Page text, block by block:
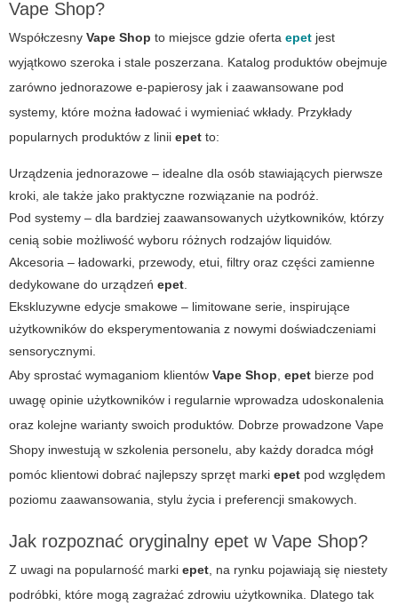
Vape Shop?
Współczesny Vape Shop to miejsce gdzie oferta epet jest
wyjątkowo szeroka i stale poszerzana. Katalog produktów obejmuje
zarówno jednorazowe e-papierosy jak i zaawansowane pod
systemy, które można ładować i wymieniać wkłady. Przykłady
popularnych produktów z linii epet to:
Urządzenia jednorazowe – idealne dla osób stawiających pierwsze
kroki, ale także jako praktyczne rozwiązanie na podróż.
Pod systemy – dla bardziej zaawansowanych użytkowników, którzy
cenią sobie możliwość wyboru różnych rodzajów liquidów.
Akcesoria – ładowarki, przewody, etui, filtry oraz części zamienne
dedykowane do urządzeń epet
Ekskluzywne edycje smakowe – limitowane serie, inspirujące
użytkowników do eksperymentowania z nowymi doświadczeniami
sensorycznymi.
Aby sprostać wymaganiom klientów Vape Shop epet bierze pod
uwagę opinie użytkowników i regularnie wprowadza udoskonalenia
oraz kolejne warianty swoich produktów. Dobrze prowadzone Vape
Shopy inwestują w szkolenia personelu, aby każdy doradca mógł
pomóc klientowi dobrać najlepszy sprzęt marki epet pod względem
poziomu zaawansowania, stylu życia i preferencji smakowych.
Jak rozpoznać oryginalny epet w Vape Shop?
Z uwagi na popularność marki epet , na rynku pojawiają się niestety
podróbki, które mogą zagrażać zdrowiu użytkownika. Dlatego tak